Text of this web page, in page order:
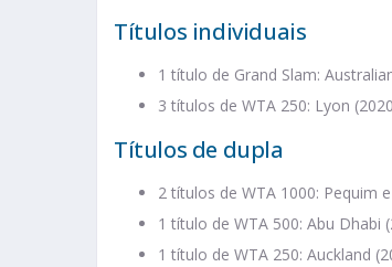
Títulos individuais
1 título de Grand Slam:
3 títulos de WTA 250: Lyon
Títulos de dupla
2 títulos de WTA 1000: Pequim
1 título de WTA 500: Abu Dhabi
1 título de WTA 250: Auckland